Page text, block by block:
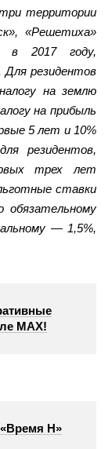
территории
«Решетиха»
в 2017 году,
резидентов
на землю
на прибыль
5 лет и 10%
резидентов,
трех лет
ставки
— 1,5%,
МАХ!
Н»